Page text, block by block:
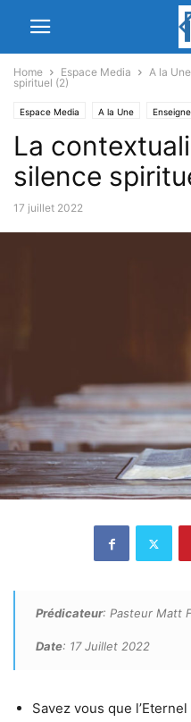
Home Espace Media A la Une
spirituel (2)
Espace Media A la Une
La
silence
17 juillet 2022
Prédicateur: Pasteur Matt
Date: 17 Juillet 2022
Savez vous que